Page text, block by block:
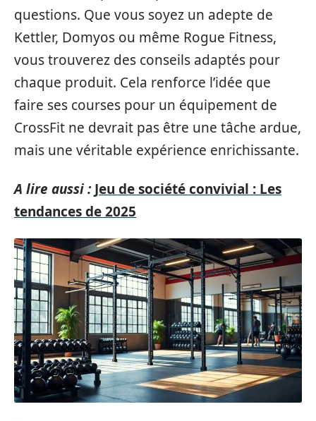
questions. Que vous soyez un adepte de
Kettler, Domyos ou même Rogue Fitness,
vous trouverez des conseils adaptés pour
chaque produit. Cela renforce l’idée que
faire ses courses pour un équipement de
CrossFit ne devrait pas être une tâche ardue,
mais une véritable expérience enrichissante.
A lire aussi : Jeu de société convivial : Les
tendances de 2025